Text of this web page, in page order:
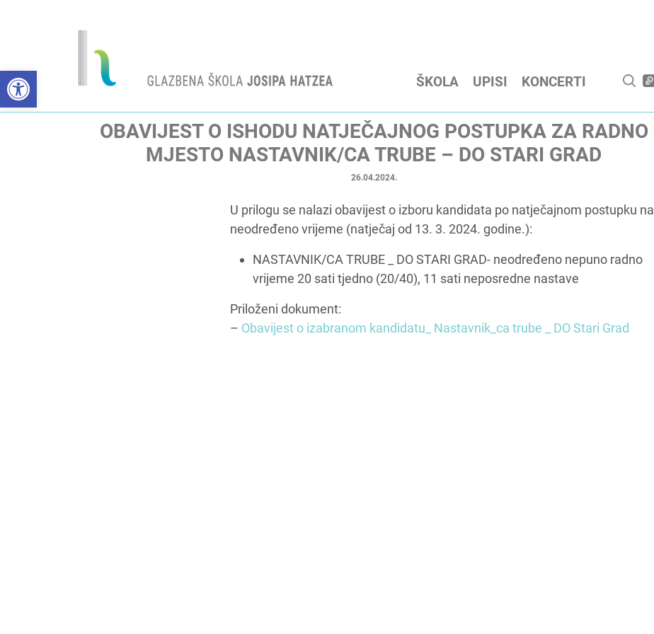
Open toolbar ŠKOLA UPISI KONCERTI
OBAVIJEST O ISHODU NATJEČAJNOG POSTUPKA ZA RADNO
MJESTO NASTAVNIK/CA TRUBE – DO STARI GRAD
26.04.2024.
U prilogu se nalazi obavijest o izboru kandidata po natječajnom postupku na
neodređeno vrijeme (natječaj od 13. 3. 2024. godine.):
NASTAVNIK/CA TRUBE _ DO STARI GRAD- neodređeno nepuno radno
vrijeme 20 sati tjedno (20/40), 11 sati neposredne nastave
Priloženi dokument:
– Obavijest o izabranom kandidatu_ Nastavnik_ca trube _ DO Stari Grad